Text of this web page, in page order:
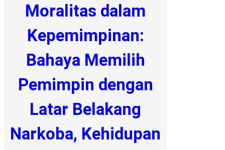
Moralitas dalam
Kepemimpinan:
Bahaya Memilih
Pemimpin dengan
Latar Belakang
Narkoba, Kehidupan